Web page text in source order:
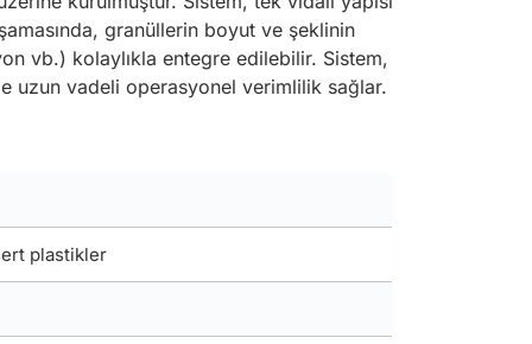
granüllerin boyut ve şeklinin
vb.) kolaylıkla entegre edilebilir. Sistem,
uzun vadeli operasyonel verimlilik sağlar.
plastikler